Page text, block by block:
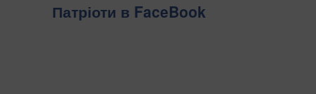
Патріоти в FaceBook